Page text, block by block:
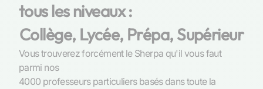
tous les niveaux :
Collège, Lycée, Prépa, Supérieur
Vous trouverez forcément le Sherpa qu'il vous faut
parmi nos
4000 professeurs particuliers basés dans toute la